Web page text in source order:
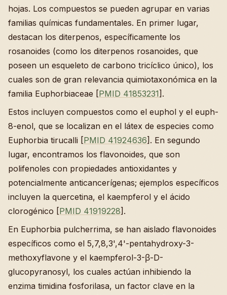
hojas. Los compuestos se pueden agrupar en varias
familias químicas fundamentales. En primer lugar,
destacan los diterpenos, específicamente los
rosanoides (como los diterpenos rosanoides, que
poseen un esqueleto de carbono tricíclico único), los
cuales son de gran relevancia quimiotaxonómica en la
familia Euphorbiaceae [PMID 41853231].
Estos incluyen compuestos como el euphol y el euph-
8-enol, que se localizan en el látex de especies como
Euphorbia tirucalli [PMID 41924636]. En segundo
lugar, encontramos los flavonoides, que son
polifenoles con propiedades antioxidantes y
potencialmente anticancerígenas; ejemplos específicos
incluyen la quercetina, el kaempferol y el ácido
clorogénico [PMID 41919228].
En Euphorbia pulcherrima, se han aislado flavonoides
específicos como el 5,7,8,3',4'-pentahydroxy-3-
methoxyflavone y el kaempferol-3-β-D-
glucopyranosyl, los cuales actúan inhibiendo la
enzima timidina fosforilasa, un factor clave en la